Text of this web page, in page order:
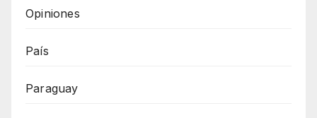
Opiniones
País
Paraguay